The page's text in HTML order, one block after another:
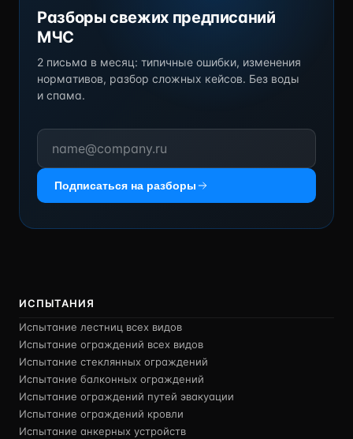
Разборы свежих предписаний
МЧС
2 письма в месяц: типичные ошибки, изменения
нормативов, разбор сложных кейсов. Без воды
и спама.
Подписаться на разборы
ИСПЫТАНИЯ
Испытание лестниц всех видов
Испытание ограждений всех видов
Испытание стеклянных ограждений
Испытание балконных ограждений
Испытание ограждений путей эвакуации
Испытание ограждений кровли
Испытание анкерных устройств